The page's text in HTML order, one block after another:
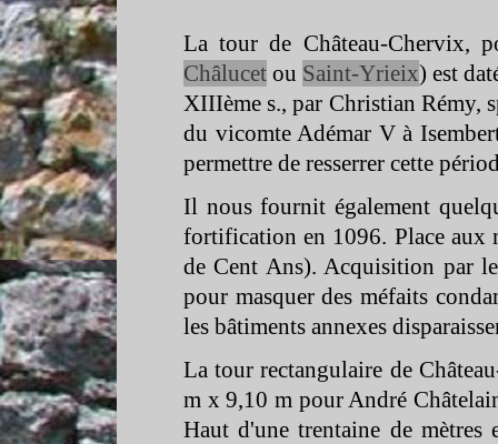
La tour de Château-Chervix,
Châlucet ou Saint-Yrieix) est
XIIIème s., par Christian Rémy,
du vicomte Adémar V à
permettre de resserrer cette
Il nous fournit également
fortification en 1096. Place aux
de Cent Ans). Acquisition par
pour masquer des méfaits
les bâtiments annexes
La tour rectangulaire de
m x 9,10 m pour André
Haut d'une trentaine de